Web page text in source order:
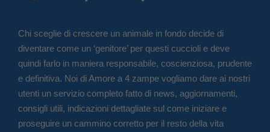
Chi sceglie di crescere un animale in fondo decide di
diventare come un ‘genitore’ per questi cuccioli e deve
quindi farlo in maniera responsabile, coscienziosa, prudente
e definitiva. Noi di Amore a 4 zampe vogliamo dare ai nostri
utenti un servizio completo fatto di news, aggiornamenti,
consigli utili, indicazioni dettagliate sul come iniziare e
proseguire un cammino corretto per il resto della vita